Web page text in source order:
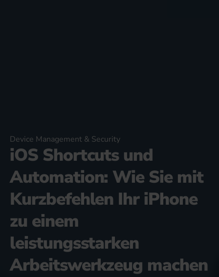
Device Management & Security
iOS Shortcuts und
Automation: Wie Sie mit
Kurzbefehlen Ihr iPhone
zu einem
leistungsstarken
Arbeitswerkzeug machen